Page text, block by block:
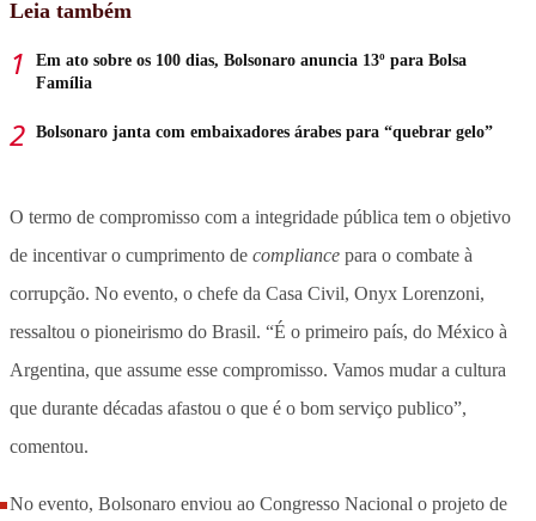
Leia também
Em ato sobre os 100 dias, Bolsonaro anuncia 13º para Bolsa
Família
Bolsonaro janta com embaixadores árabes para “quebrar gelo”
O termo de compromisso com a integridade pública tem o objetivo
de incentivar o cumprimento de compliance para o combate à
corrupção. No evento, o chefe da Casa Civil, Onyx Lorenzoni,
ressaltou o pioneirismo do Brasil. “É o primeiro país, do México à
Argentina, que assume esse compromisso. Vamos mudar a cultura
que durante décadas afastou o que é o bom serviço publico”,
comentou.
No evento, Bolsonaro enviou ao Congresso Nacional o projeto de